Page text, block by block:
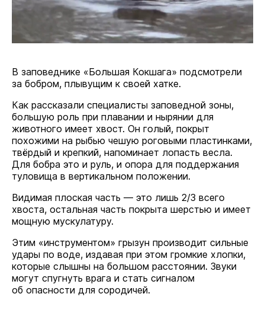
В заповеднике «Большая Кокшага» подсмотрели
за бобром, плывущим к своей хатке.
Как рассказали специалисты заповедной зоны,
большую роль при плавании и нырянии для
животного имеет хвост. Он голый, покрыт
похожими на рыбью чешую роговыми пластинками,
твёрдый и крепкий, напоминает лопасть весла.
Для бобра это и руль, и опора для поддержания
туловища в вертикальном положении.
Видимая плоская часть — это лишь 2/3 всего
хвоста, остальная часть покрыта шерстью и имеет
мощную мускулатуру.
Этим «инструментом» грызун производит сильные
удары по воде, издавая при этом громкие хлопки,
которые слышны на большом расстоянии. Звуки
могут спугнуть врага и стать сигналом
об опасности для сородичей.